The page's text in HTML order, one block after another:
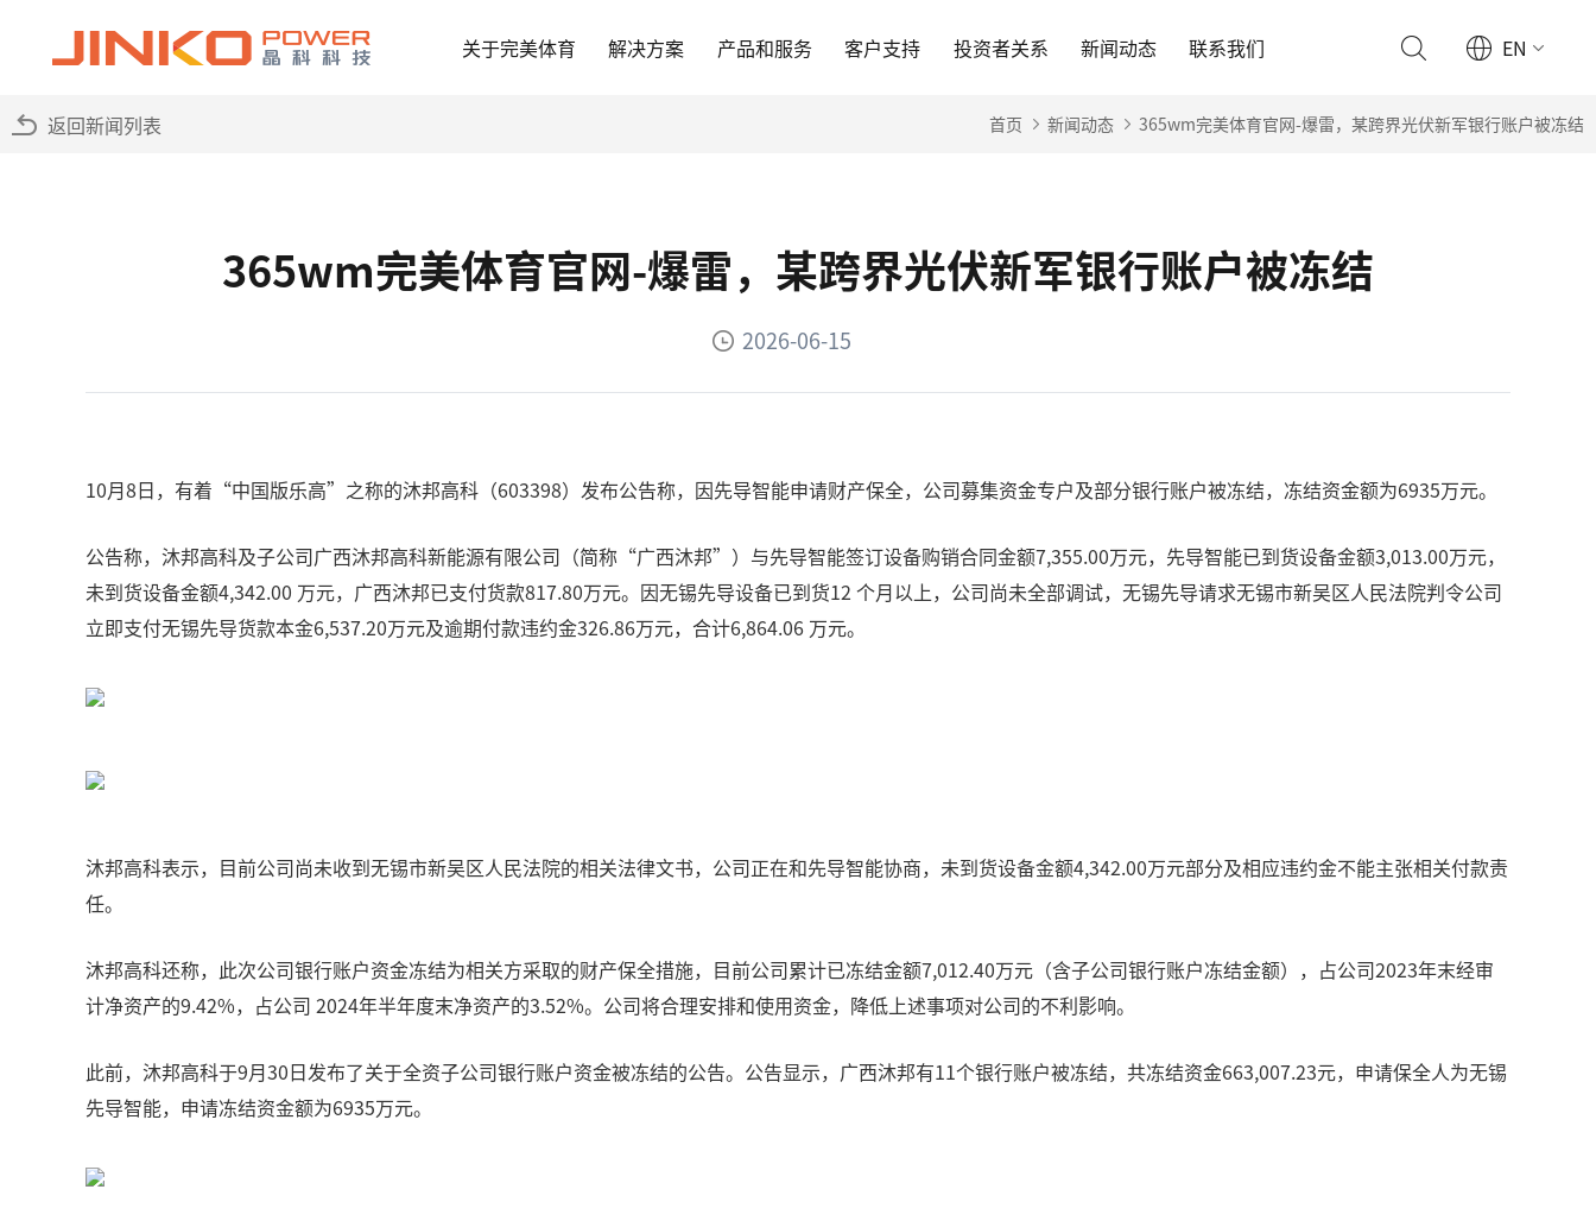
关于完美体育 解决方案 产品和服务 客户支持 投资者关系 新闻动态 联系我们 EN
返回新闻列表 首页 新闻动态 365wm完美体育官网-爆雷，某跨界光伏新军银行账户被冻结
365wm完美体育官网-爆雷，某跨界光伏新军银行账户被冻结
2026-06-15
10月8日，有着“中国版乐高”之称的沐邦高科（603398）发布公告称，因先导智能申请财产保全，公司募集资金专户及部分银行账户被冻结，冻结资金额为6935万元。
公告称，沐邦高科及子公司广西沐邦高科新能源有限公司（简称“广西沐邦”）与先导智能签订设备购销合同金额7,355.00万元，先导智能已到货设备金额3,013.00万元，
未到货设备金额4,342.00 万元，广西沐邦已支付货款817.80万元。因无锡先导设备已到货12 个月以上，公司尚未全部调试，无锡先导请求无锡市新吴区人民法院判令公司
立即支付无锡先导货款本金6,537.20万元及逾期付款违约金326.86万元，合计6,864.06 万元。
沐邦高科表示，目前公司尚未收到无锡市新吴区人民法院的相关法律文书，公司正在和先导智能协商，未到货设备金额4,342.00万元部分及相应违约金不能主张相关付款责
任。
沐邦高科还称，此次公司银行账户资金冻结为相关方采取的财产保全措施，目前公司累计已冻结金额7,012.40万元（含子公司银行账户冻结金额），占公司2023年末经审
计净资产的9.42%，占公司 2024年半年度末净资产的3.52%。公司将合理安排和使用资金，降低上述事项对公司的不利影响。
此前，沐邦高科于9月30日发布了关于全资子公司银行账户资金被冻结的公告。公告显示，广西沐邦有11个银行账户被冻结，共冻结资金663,007.23元，申请保全人为无锡
先导智能，申请冻结资金额为6935万元。